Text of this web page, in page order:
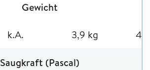
Gewicht
k.A. 3,9 kg 4
Saugkraft (Pascal)